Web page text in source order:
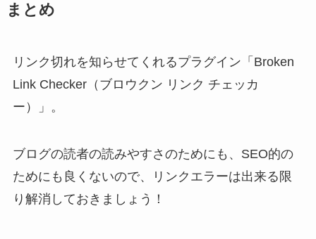
まとめ
リンク切れを知らせてくれるプラグイン「Broken
Link Checker（ブロウクン リンク チェッカ
ー）」。
ブログの読者の読みやすさのためにも、SEO的の
ためにも良くないので、リンクエラーは出来る限
り解消しておきましょう！